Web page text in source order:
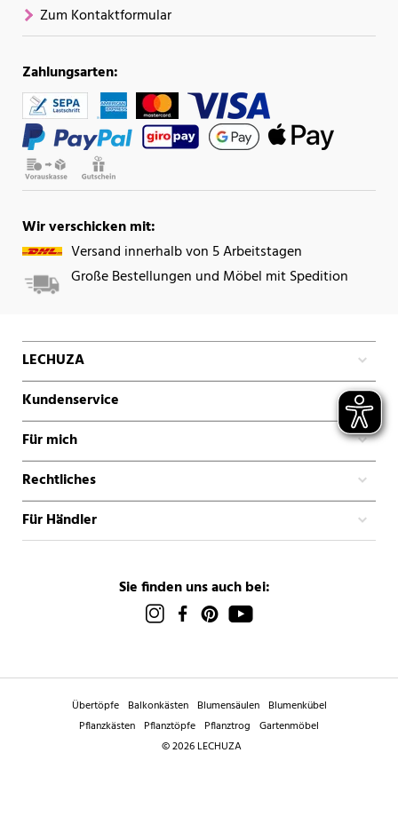
Zum Kontaktformular
Zahlungsarten:
Wir verschicken mit:
Versand innerhalb von 5 Arbeitstagen
Große Bestellungen und Möbel mit Spedition
LECHUZA
Kundenservice
Für mich
Rechtliches
Für Händler
Sie finden uns auch bei:
Übertöpfe Balkonkästen Blumensäulen Blumenkübel
Pflanzkästen Pflanztöpfe Pflanztrog Gartenmöbel
© 2026 LECHUZA